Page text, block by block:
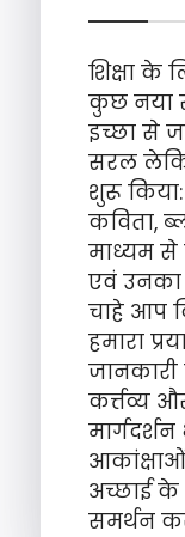
शिक्षा
कुछ नया
इच्छा से
सरल
शुरू
कविता,
माध्यम से
एवं उनका
चाहे आप
हमारा
कर्त्तव्य
अच्छाई के
समर्थन